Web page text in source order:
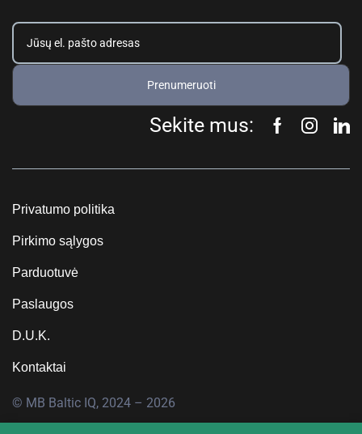
Prenumeruoti
Sekite mus:
Privatumo politika
Pirkimo sąlygos
Parduotuvė
Paslaugos
D.U.K.
Kontaktai
© MB Baltic IQ, 2024 – 2026